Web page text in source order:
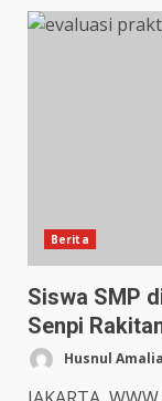
Berita
Siswa SMP
Senpi
Husnul Amalia